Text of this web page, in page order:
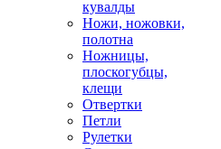
кувалды
Ножи, ножовки,
полотна
Ножницы,
плоскогубцы,
клещи
Отвертки
Петли
Рулетки